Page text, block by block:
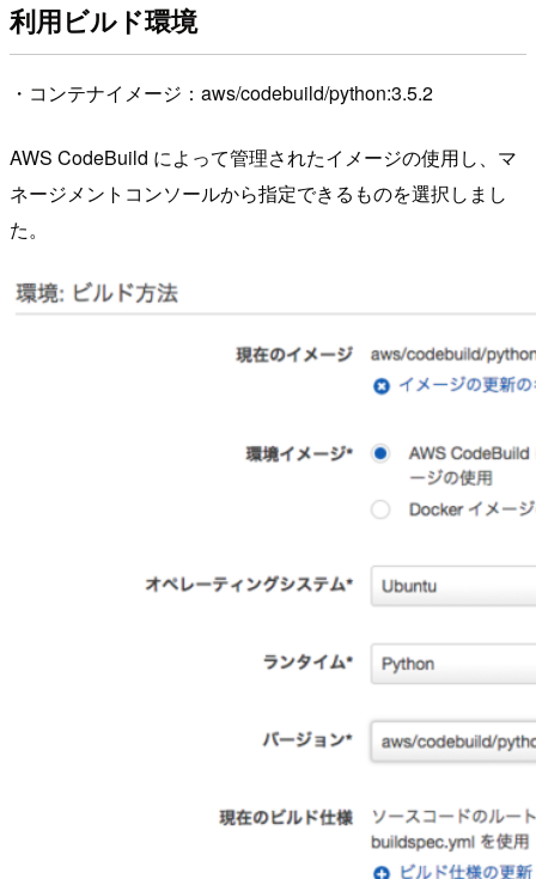
利用ビルド環境
・コンテナイメージ：aws/codebuild/python:3.5.2
AWS CodeBuild によって管理されたイメージの使用し、マ
ネージメントコンソールから指定できるものを選択しまし
た。